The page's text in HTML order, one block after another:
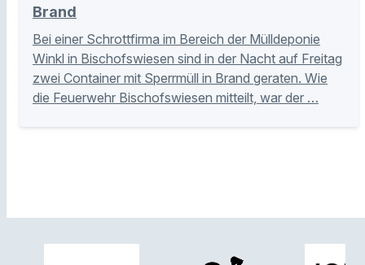
Brand
Bei einer Schrottfirma im Bereich der Mülldeponie
Winkl in Bischofswiesen sind in der Nacht auf Freitag
zwei Container mit Sperrmüll in Brand geraten. Wie
die Feuerwehr Bischofswiesen mitteilt, war der …